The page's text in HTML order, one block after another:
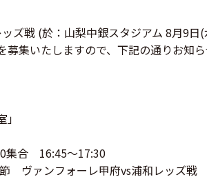
ズ戦 (於：山梨中銀スタジアム 8月9
集いたしますので、下記の通りお知ら
集合 16:45～17:30
ンフォーレ甲府vs浦和レッズ戦